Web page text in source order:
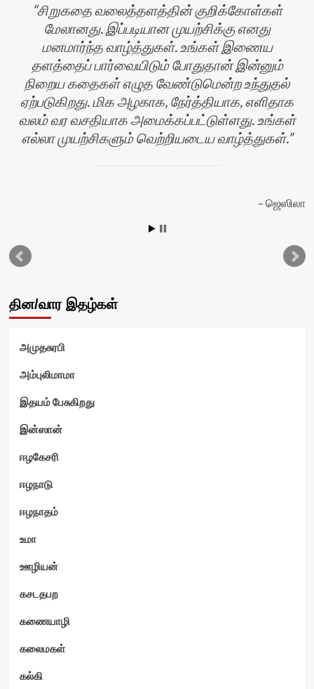
சிறுகதை வலைத்தளத்தின் குறிக்கோள்கள்
மேலானது. இப்படியான முயற்சிக்கு எனது
மனமார்ந்த வாழ்த்துகள். உங்கள் இணைய
தளத்தைப் பார்வையிடும் போதுதான் இன்னும்
நிறைய கதைகள் எழுத வேண்டுமென்ற உந்துதல்
ஏற்படுகிறது. மிக அழகாக, நேர்த்தியாக, எளிதாக
வலம் வர வசதியாக அமைக்கப்பட்டுள்ளது. உங்கள்
எல்லா முயற்சிகளும் வெற்றியடைய வாழ்த்துகள்.
ஜெஸிலா
தின/வார இதழ்கள்
அமுதசுரபி
அம்புலிமாமா
இதயம் பேசுகிறது
இன்ஸான்
ஈழகேசரி
ஈழநாடு
ஈழநாதம்
உமா
ஊழியன்
கசடதபற
கணையாழி
கலைமகள்
கல்கி